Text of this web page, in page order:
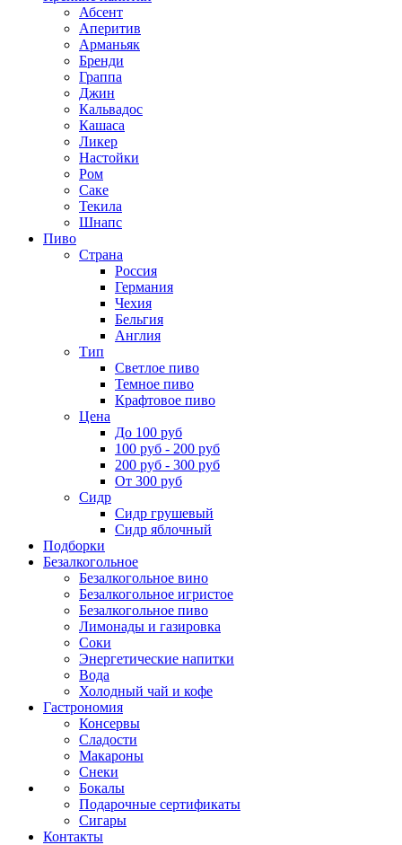
Абсент
Аперитив
Арманьяк
Бренди
Граппа
Джин
Кальвадос
Кашаса
Ликер
Настойки
Ром
Саке
Текила
Шнапс
Пиво
Страна
Россия
Германия
Чехия
Бельгия
Англия
Тип
Светлое пиво
Темное пиво
Крафтовое пиво
Цена
До 100 руб
100 руб - 200 руб
200 руб - 300 руб
От 300 руб
Сидр
Сидр грушевый
Сидр яблочный
Подборки
Безалкогольное
Безалкогольное вино
Безалкогольное игристое
Безалкогольное пиво
Лимонады и газировка
Соки
Энергетические напитки
Вода
Холодный чай и кофе
Гастрономия
Консервы
Сладости
Макароны
Снеки
Бокалы
Подарочные сертификаты
Сигары
Контакты